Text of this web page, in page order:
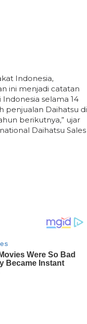
Indonesia,
ini menjadi catatan
selama 14
penjualan Daihatsu di
berikutnya,” ujar
Daihatsu Sales